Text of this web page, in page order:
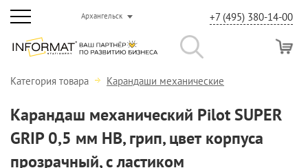
Архангельск +7 (495) 380-14-00
Категория товара Карандаши механические
Карандаш механический Pilot SUPER
GRIP 0,5 мм НВ, грип, цвет корпуса
прозрачный, с ластиком